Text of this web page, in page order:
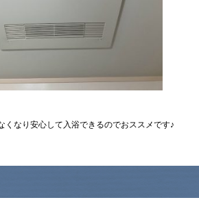
くなり安心して入浴できるのでおススメです♪